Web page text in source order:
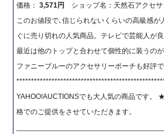
価格：3,571円
ショップ名：天然石アクセサ
このお値段で､信じられないくらいの高級感が
ぐに売り切れの人気商品。テレビで芸能人が
最近は他のトップと合わせて個性的に装うの
ファニーブルーのアクセサリーポーチも好評で
YAHOO!AUCTIONSでも大人気の商品です。
格でのご提供をさせていただきます。